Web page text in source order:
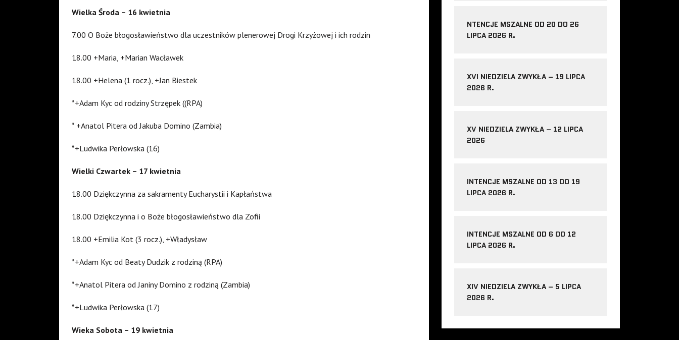
Wielka Środa – 16 kwietnia
7.00 O Boże błogosławieństwo dla uczestników plenerowej Drogi Krzyżowej i ich rodzin
18.00 +Maria, +Marian Wacławek
18.00 +Helena (1 rocz.), +Jan Biestek
*+Adam Kyc od rodziny Strzępek ((RPA)
* +Anatol Pitera od Jakuba Domino (Zambia)
*+Ludwika Perłowska (16)
Wielki Czwartek – 17 kwietnia
18.00 Dziękczynna za sakramenty Eucharystii i Kapłaństwa
18.00 Dziękczynna i o Boże błogosławieństwo dla Zofii
18.00 +Emilia Kot (3 rocz.), +Władysław
*+Adam Kyc od Beaty Dudzik z rodziną (RPA)
*+Anatol Pitera od Janiny Domino z rodziną (Zambia)
*+Ludwika Perłowska (17)
Wieka Sobota – 19 kwietnia
NTENCJE MSZALNE OD 20 DO 26
LIPCA 2026 R.
XVI NIEDZIELA ZWYKŁA – 19 LIPCA
2026 R.
XV NIEDZIELA ZWYKŁA – 12 LIPCA
2026
INTENCJE MSZALNE OD 13 DO 19
LIPCA 2026 R.
INTENCJE MSZALNE OD 6 DO 12
LIPCA 2026 R.
XIV NIEDZIELA ZWYKŁA – 5 LIPCA
2026 R.